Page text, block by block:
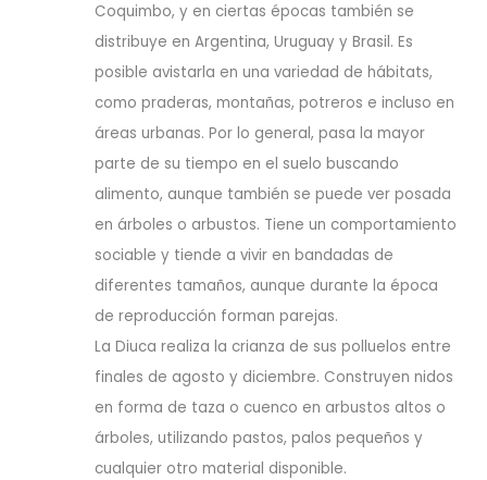
Coquimbo, y en ciertas épocas también se
distribuye en Argentina, Uruguay y Brasil. Es
posible avistarla en una variedad de hábitats,
como praderas, montañas, potreros e incluso en
áreas urbanas. Por lo general, pasa la mayor
parte de su tiempo en el suelo buscando
alimento, aunque también se puede ver posada
en árboles o arbustos. Tiene un comportamiento
sociable y tiende a vivir en bandadas de
diferentes tamaños, aunque durante la época
de reproducción forman parejas.
La Diuca realiza la crianza de sus polluelos entre
finales de agosto y diciembre. Construyen nidos
en forma de taza o cuenco en arbustos altos o
árboles, utilizando pastos, palos pequeños y
cualquier otro material disponible.